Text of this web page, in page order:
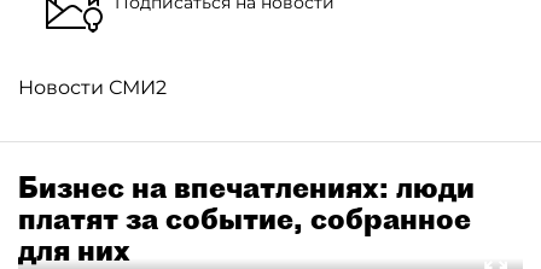
Новости СМИ2
Бизнес на впечатлениях: люди
платят за событие, собранное
для них